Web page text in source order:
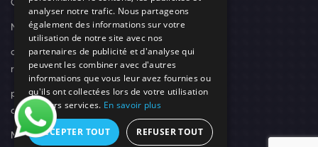
Contact
Nos techniciens
campagne-
recrutement
politique de
confidentialité
Mentions légales
analyser notre trafic. Nous partageons
également des informations sur votre
utilisation de notre site avec nos
partenaires de publicité et d'analyse qui
peuvent les combiner avec d'autres
informations que vous leur avez fournies ou
qu'ils ont collectées lors de votre utilisation
de leurs services. En savoir plus
ACCEPTER TOUT REFUSER TOUT